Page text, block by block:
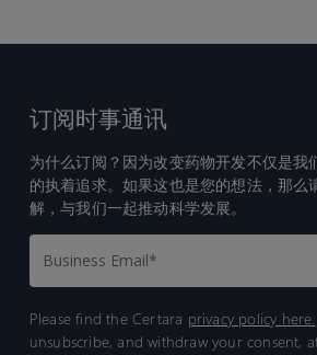
订阅时事通讯
为什么订阅？因为改变药物开发不仅是我
的执着追求。如果这也是您的想法，那么
解，与我们一起推动科学发展。
Please find the Certara privacy policy here.
unsubscribe, and withdraw your consent,